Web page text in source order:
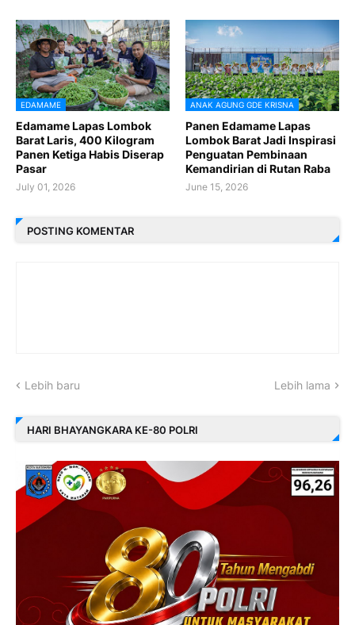
EDAMAME
Edamame Lapas Lombok
Barat Laris, 400 Kilogram
Panen Ketiga Habis Diserap
Pasar
July 01, 2026
ANAK AGUNG GDE KRISNA
Panen Edamame Lapas
Lombok Barat Jadi Inspirasi
Penguatan Pembinaan
Kemandirian di Rutan Raba
June 15, 2026
POSTING KOMENTAR
Lebih baru Lebih lama
HARI BHAYANGKARA KE-80 POLRI